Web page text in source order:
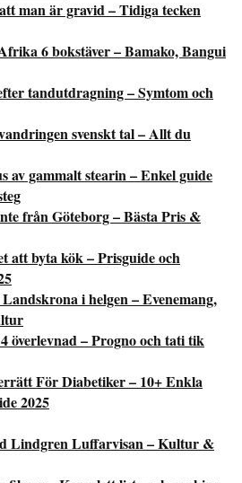
man är gravid – Tidiga tecken
6 bokstäver – Bamako, Bangui
tandutdragning – Symtom och
svenskt tal – Allt du
av gammalt stearin – Enkel guide
från Göteborg – Bästa Pris &
att byta kök – Prisguide och
i helgen – Evenemang,
överlevnad – Progno och tati tik
För Diabetiker – 10+ Enkla
2025
Lindgren Luffarvisan – Kultur &